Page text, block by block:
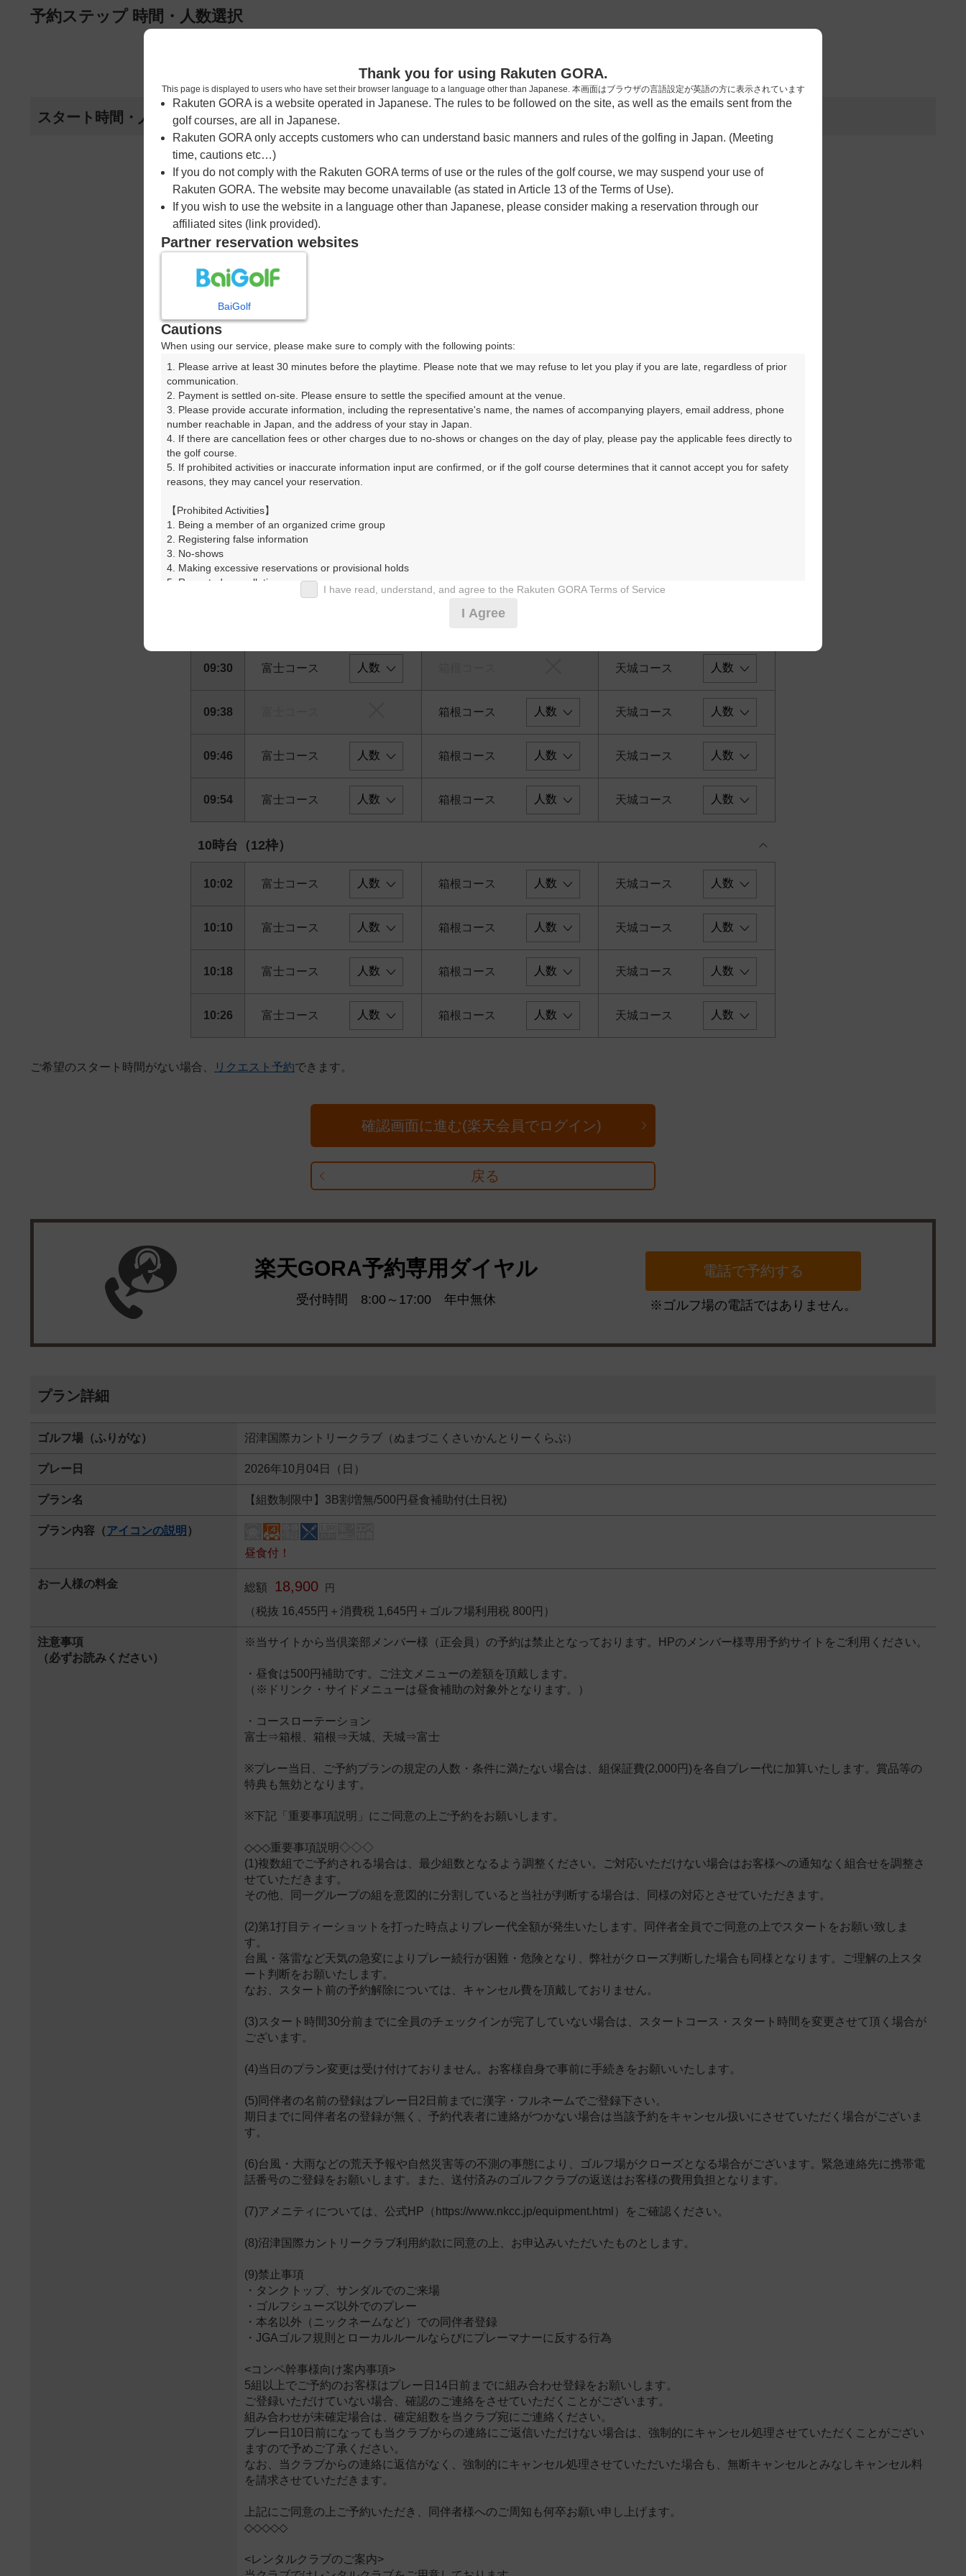
ページの本文へ
予約ステップ 時間・人数選択
確認
スタート時間・人数指定
7時台（1枠）
箱根コース 天城コース
|
08:18
08:26 富士コース 箱根コース
|
08:50 富士コース 箱根コース 天城コース
08:58
09:06 富士コース
09:14 富士コース
箱根コース
09:30 富士コース 天城コース
09:38 箱根コース 天城コース
09:46 富士コース 箱根コース 天城コース
09:54 富士コース 箱根コース 天城コース
10時台（12枠）
10:02 富士コース 箱根コース 天城コース
10:10 富士コース 箱根コース 天城コース
10:18 富士コース 箱根コース 天城コース
10:26 富士コース 箱根コース 天城コース
ご希望のスタート時間がない場合、 リクエスト予約できます。
確認画面に進む(楽天会員でログイン)
戻る
楽天GORA予約専用ダイヤル
受付時間 8:00～17:00 年中無休 ※ゴルフ場の電話ではありません。
プラン詳細
ゴルフ場（ふりがな） 沼津国際カントリークラブ（ぬまづこくさいかんとりーくらぶ）
プレー日 2026年10月04日（日）
プラン名 【組数制限中】3B割増無/500円昼食補助付(土日祝)
プラン内容（アイコンの説明 ）
昼食付！
お一人様の料金 総額 18,900 円
（税抜 16,455円＋消費税 1,645円＋ゴルフ場利用税 800円）
注意事項
（必ずお読みください）
※当サイトから当倶楽部メンバー様（正会員）の予約は禁止となっております。HPのメンバー様専用予約サイトをご利用ください。
・昼食は500円補助です。ご注文メニューの差額を頂戴します。
（※ドリンク・サイドメニューは昼食補助の対象外となります。）
・コースローテーション
富士⇒箱根、箱根⇒天城、天城⇒富士
※プレー当日、ご予約プランの規定の人数・条件に満たない場合は、組保証費(2,000円)を各自プレー代に加算いたします。賞品等の
特典も無効となります。
※下記「重要事項説明」にご同意の上ご予約をお願いします。
◇◇◇重要事項説明◇◇◇
(1)複数組でご予約される場合は、最少組数となるよう調整ください。ご対応いただけない場合はお客様への通知なく組合せを調整さ
せていただきます。
その他、同一グループの組を意図的に分割していると当社が判断する場合は、同様の対応とさせていただきます。
(2)第1打目ティーショットを打った時点よりプレー代全額が発生いたします。同伴者全員でご同意の上でスタートをお願い致しま
す。
台風・落雷など天気の急変によりプレー続行が困難・危険となり、弊社がクローズ判断した場合も同様となります。ご理解の上スタ
ート判断をお願いたします。
なお、スタート前の予約解除については、キャンセル費を頂戴しておりません。
(3)スタート時間30分前までに全員のチェックインが完了していない場合は、スタートコース・スタート時間を変更させて頂く場合が
ございます。
(4)当日のプラン変更は受け付けておりません。お客様自身で事前に手続きをお願いいたします。
(5)同伴者の名前の登録はプレー日2日前までに漢字・フルネームでご登録下さい。
期日までに同伴者名の登録が無く、予約代表者に連絡がつかない場合は当該予約をキャンセル扱いにさせていただく場合がございま
す。
(6)台風・大雨などの荒天予報や自然災害等の不測の事態により、ゴルフ場がクローズとなる場合がございます。緊急連絡先に携帯電
話番号のご登録をお願いします。また、送付済みのゴルフクラブの返送はお客様の費用負担となります。
(7)アメニティについては、公式HP（https://www.nkcc.jp/equipment.html）をご確認ください。
(8)沼津国際カントリークラブ利用約款に同意の上、お申込みいただいたものとします。
(9)禁止事項
・タンクトップ、サンダルでのご来場
・ゴルフシューズ以外でのプレー
・本名以外（ニックネームなど）での同伴者登録
・JGAゴルフ規則とローカルルールならびにプレーマナーに反する行為
<コンペ幹事様向け案内事項>
5組以上でご予約のお客様はプレー日14日前までに組み合わせ登録をお願いします。
ご登録いただけていない場合、確認のご連絡をさせていただくことがございます。
組み合わせが未確定場合は、確定組数を当クラブ宛にご連絡ください。
プレー日10日前になっても当クラブからの連絡にご返信いただけない場合は、強制的にキャンセル処理させていただくことがござい
ますので予めご了承ください。
なお、当クラブからの連絡に返信がなく、強制的にキャンセル処理させていただいた場合も、無断キャンセルとみなしキャンセル料
を請求させていただきます。
上記にご同意の上ご予約いただき、同伴者様へのご周知も何卒お願い申し上げます。
◇◇◇◇◇
<レンタルクラブのご案内>
Thank you for using Rakuten GORA.
This page is displayed to users who have set their browser language to a language other than Japanese. 本画面はブラウザの言語設定が英語の方に表示されています
Rakuten GORA is a website operated in Japanese. The rules to be followed on the site, as well as the emails sent from the
golf courses, are all in Japanese.
Rakuten GORA only accepts customers who can understand basic manners and rules of the golfing in Japan. (Meeting
time, cautions etc…)
If you do not comply with the Rakuten GORA terms of use or the rules of the golf course, we may suspend your use of
Rakuten GORA. The website may become unavailable (as stated in Article 13 of the Terms of Use).
If you wish to use the website in a language other than Japanese, please consider making a reservation through our
affiliated sites (link provided).
Partner reservation websites
BaiGolf
Cautions
When using our service, please make sure to comply with the following points:
1. Please arrive at least 30 minutes before the playtime. Please note that we may refuse to let you play if you are late, regardless of prior
communication.
2. Payment is settled on-site. Please ensure to settle the specified amount at the venue.
3. Please provide accurate information, including the representative's name, the names of accompanying players, email address, phone
number reachable in Japan, and the address of your stay in Japan.
4. If there are cancellation fees or other charges due to no-shows or changes on the day of play, please pay the applicable fees directly to
the golf course.
5. If prohibited activities or inaccurate information input are confirmed, or if the golf course determines that it cannot accept you for safety
reasons, they may cancel your reservation.
【Prohibited Activities】
1. Being a member of an organized crime group
2. Registering false information
3. No-shows
4. Making excessive reservations or provisional holds
5. Repeated cancellations
6. Violating laws and regulations
7. Causing inconvenience to others during play (e.g., delaying play, ignoring rules, manners, or warnings)
We appreciate your understanding and cooperation regarding the above points.
I have read, understand, and agree to the Rakuten GORA Terms of Service
I Agree